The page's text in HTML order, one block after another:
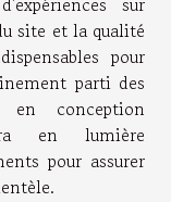
site et la qualité
pour
parti des
en conception
en lumière
pour assurer